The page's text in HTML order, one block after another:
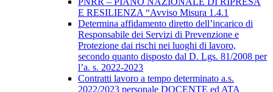
E RESILIENZA “Avviso Misura 1.4.1
Determina affidamento diretto dell’incarico di
Responsabile dei Servizi di Prevenzione e
Protezione dai rischi nei luoghi di lavoro,
secondo quanto disposto dal D. Lgs. 81/2008 per
l’a. s. 2022-2023
Contratti lavoro a tempo determinato a.s.
2022/2023 personale DOCENTE ed ATA